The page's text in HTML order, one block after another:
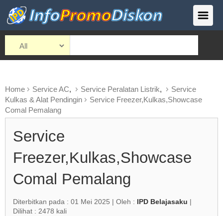
Home Service AC, Service Peralatan Listrik,
Service
Kulkas & Alat Pendingin
Service Freezer,Kulkas,Showcase
Comal Pemalang
Service
Freezer,Kulkas,Showcase
Comal Pemalang
Diterbitkan pada : 01 Mei 2025 | Oleh : IPD Belajasaku |
Dilihat : 2478 kali